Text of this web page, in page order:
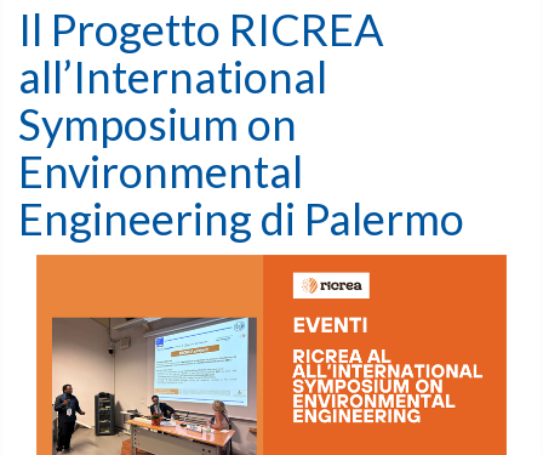
Il Progetto RICREA
all’International
Symposium on
Environmental
Engineering di Palermo